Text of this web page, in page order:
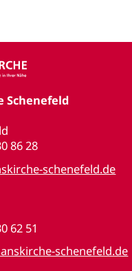
Schenefeld
86 28
schenefeld.de
62 51
schenefeld.de